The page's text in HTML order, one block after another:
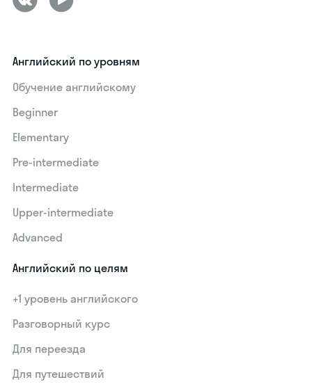
Английский по уровням
Обучение английскому
Beginner
Elementary
Pre-intermediate
Intermediate
Upper-intermediate
Advanced
Английский по целям
+1 уровень английского
Разговорный курс
Для переезда
Для путешествий